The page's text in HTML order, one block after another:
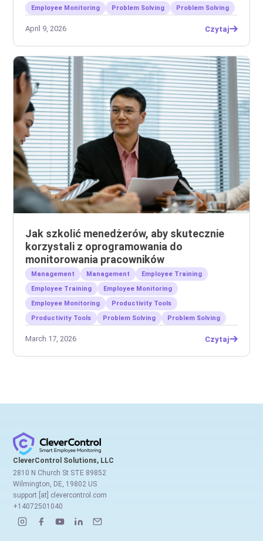
Employee Monitoring
Problem Solving Problem Solving
April 9, 2026 Czytaj
Jak szkolić menedżerów, aby skutecznie
korzystali z oprogramowania do
monitorowania pracowników
Management Management
Employee Training
Employee Training
Employee Monitoring
Employee Monitoring
Productivity Tools
Productivity Tools
Problem Solving Problem Solving
March 17, 2026 Czytaj
CleverControl Solutions, LLC
2810 N Church St STE 89852
Wilmington, DE, 19802 US
support [at] clevercontrol.com
+14072501040